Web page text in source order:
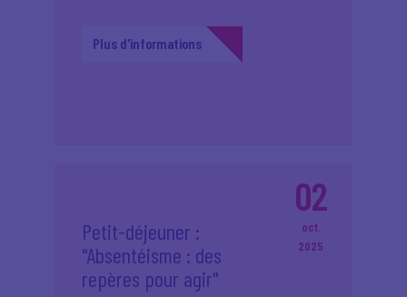
Plus d'informations
02
oct.
2025
Petit-déjeuner :
"Absentéisme : des
repères pour agir"